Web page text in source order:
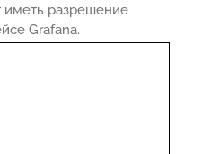
иметь разрешение
Grafana.